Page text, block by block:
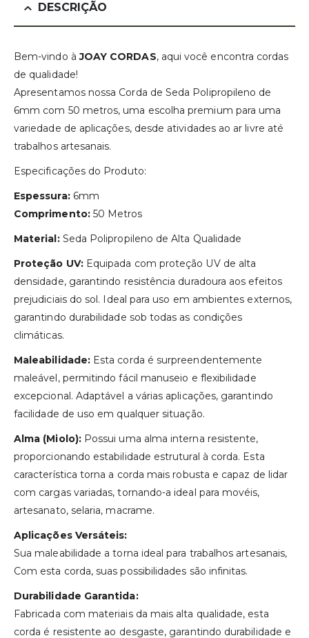
DESCRIÇÃO
Bem-vindo àJOAY CORDAS, aqui você encontra cordas
de qualidade!
Apresentamos nossa Corda de Seda Polipropileno de
6mm com 50 metros, uma escolha premium para uma
variedade de aplicações, desde atividades ao ar livre até
trabalhos artesanais.
Especificações do Produto:
Espessura:6mm
Comprimento:50 Metros
Material:Seda Polipropileno de Alta Qualidade
Proteção UV:Equipada com proteção UV de alta
densidade, garantindo resistência duradoura aos efeitos
prejudiciais do sol. Ideal para uso em ambientes externos,
garantindo durabilidade sob todas as condições
climáticas.
Maleabilidade:Esta corda é surpreendentemente
maleável, permitindo fácil manuseio e flexibilidade
excepcional. Adaptável a várias aplicações, garantindo
facilidade de uso em qualquer situação.
Alma (Miolo):Possui uma alma interna resistente,
proporcionando estabilidade estrutural à corda. Esta
característica torna a corda mais robusta e capaz de lidar
com cargas variadas, tornando-a ideal para movéis,
artesanato, selaria, macrame.
Aplicações Versáteis:
Sua maleabilidade a torna ideal para trabalhos artesanais,
Com esta corda, suas possibilidades são infinitas.
Durabilidade Garantida:
Fabricada com materiais da mais alta qualidade, esta
corda é resistente ao desgaste, garantindo durabilidade e